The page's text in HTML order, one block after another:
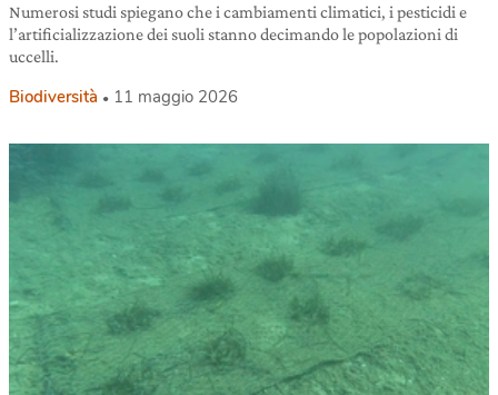
Numerosi studi spiegano che i cambiamenti climatici, i pesticidi e
l’artificializzazione dei suoli stanno decimando le popolazioni di
uccelli.
Biodiversità 11 maggio 2026